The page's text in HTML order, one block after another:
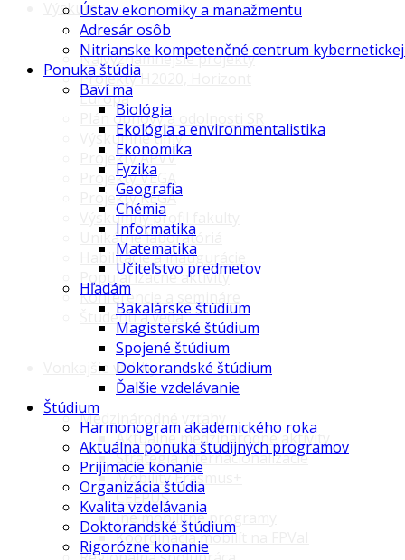
Výskum
Najvýznamnejšie projekty
Projekty H2020, Horizont
Európa
Plán obnovy a odolnosti SR
Výskumné tímy
Projekty APVV
Projekty VEGA
Projekty KEGA
Výskumný profil fakulty
Unikátne laboratóriá
Habilitácie a inaugurácie
Popularizačné aktivity
Konferencie a semináre
Študenti a veda
Vonkajšie vzťahy
Medzinárodné vzťahy
Aktuálne medzinárodné aktivity
Stratégia internacionalizácie
Mobility Erasmus+
CEEPUS
Iné mobilitné programy
Koordinácia mobilít na FPVaI
Ústav ekonomiky a manažmentu
Adresár osôb
Nitrianske kompetenčné centrum
Ponuka štúdia
Baví ma
Biológia
Ekológia a environmentalistika
Ekonomika
Fyzika
Geografia
Chémia
Informatika
Matematika
Učiteľstvo predmetov
Hľadám
Bakalárske štúdium
Magisterské štúdium
Spojené štúdium
Doktorandské štúdium
Ďalšie vzdelávanie
Štúdium
Harmonogram akademického roka
Aktuálna ponuka študijných programov
Prijímacie konanie
Organizácia štúdia
Kvalita vzdelávania
Doktorandské štúdium
Rigorózne konanie